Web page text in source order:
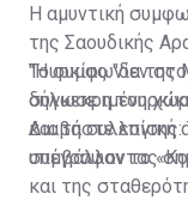
Η αμυντική
της Σαουδικής
Τουρκίας "δεν
δήλωσε η
"Η συμφωνία της
συγκεκριμένη
και τη
συμβάλλοντας
και της
Διαβάστε επίσης:
υπέγραψαν το